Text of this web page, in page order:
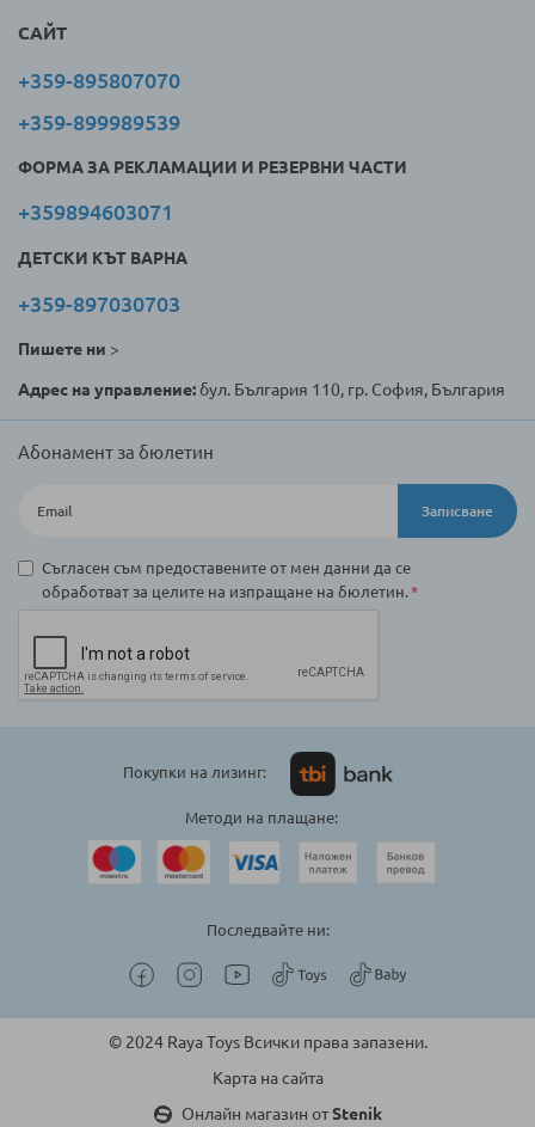
САЙТ
+359-895807070
+359-899989539
ФОРМА ЗА РЕКЛАМАЦИИ И РЕЗЕРВНИ ЧАСТИ
+359894603071
ДЕТСКИ КЪТ ВАРНА
+359-897030703
Пишете ни >
Адрес на управление:бул. България 110, гр. София, България
Абонамент за бюлетин
Записване
Съгласен съм предоставените от мен данни да се
обработват за целите на изпращане на бюлетин.
Покупки на лизинг:
Методи на плащане:
Последвайте ни:
© 2024 Raya Toys Всички права запазени.
Карта на сайта
Онлайн магазин отStenik